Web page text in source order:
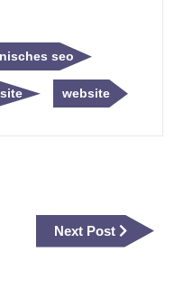
seo
website
Next Post
Next
Post